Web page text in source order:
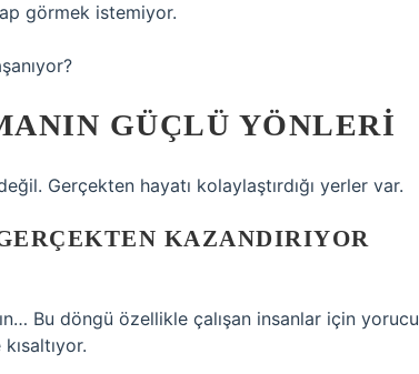
görmek istemiyor.
GÜÇLÜ YÖNLERI
Gerçekten hayatı kolaylaştırdığı yerler var.
KAZANDIRIYOR
Bu döngü özellikle çalışan insanlar için yorucu